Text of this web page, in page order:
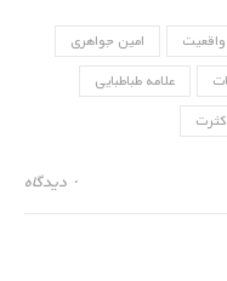
امین جواهری
علامه طباطبایی
۰ دیدگاه